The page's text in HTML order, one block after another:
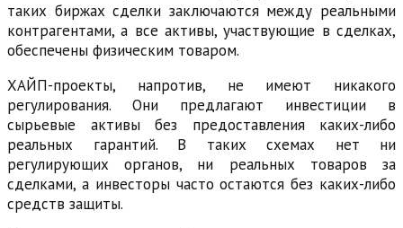
таких биржах сделки заключаются между реальными
контрагентами, а все активы, участвующие в сделках,
обеспечены физическим товаром.
ХАЙП-проекты, напротив, не имеют никакого
регулирования. Они предлагают инвестиции в
сырьевые активы без предоставления каких-либо
реальных гарантий. В таких схемах нет ни
регулирующих органов, ни реальных товаров за
сделками, а инвесторы часто остаются без каких-либо
средств защиты.